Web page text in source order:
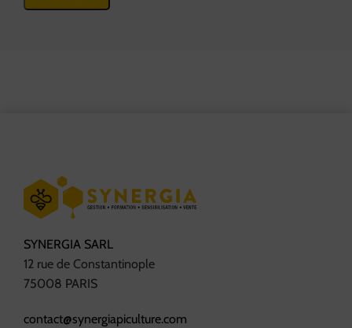
SYNERGIA SARL
12 rue de Constantinople
75008 PARIS
contact@synergiapiculture.com